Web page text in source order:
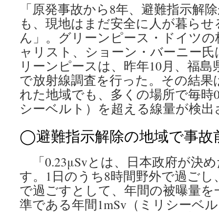
「原発事故から8年、避難指示解
も、現地はまだ安全に人が暮ら
ん」。グリーンピース・ドイツ
ャリスト、ショーン・バーニー
リーンピースは、昨年10月、福
で放射線調査を行った。その結果
れた地域でも、多くの場所で毎時
シーベルト）を超える線量が検
◯避難指示解除の地域で事故
「0.23μSvとは、日本政府が決
す。1日のうち8時間野外で過ごし
で過ごすとして、年間の被曝量を
準である年間1mSv（ミリシーベ